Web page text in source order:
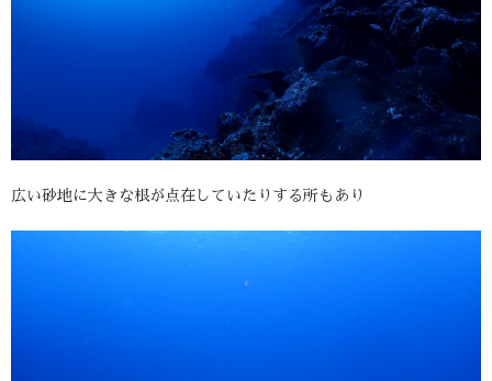
広い砂地に大きな根が点在していたりする所もあり